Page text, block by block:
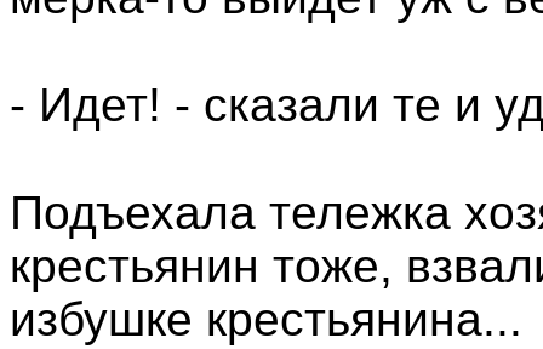
- Идет! - сказали те и
Подъехала тележка
крестьянин тоже,
избушке крестьянина...